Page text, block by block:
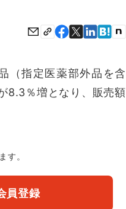
（指定医薬部外品を含
8.3％増となり、販売額
す。
員登録